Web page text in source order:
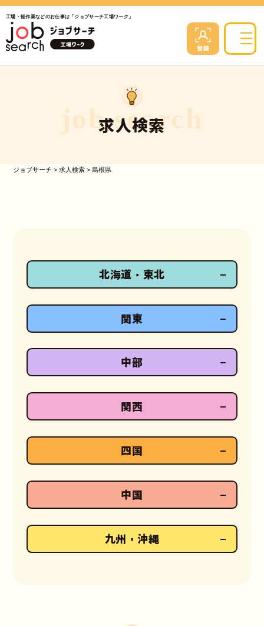
工場・軽作業などのお仕事は「ジョブサーチ工場ワーク」
求人検索
job search
ジョブサーチ >求人検索 >島根県
北海道・東北
関東
中部
関西
四国
中国
九州・沖縄